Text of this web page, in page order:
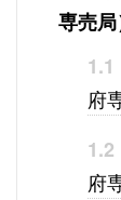
専売
1.1
府
1.2
府